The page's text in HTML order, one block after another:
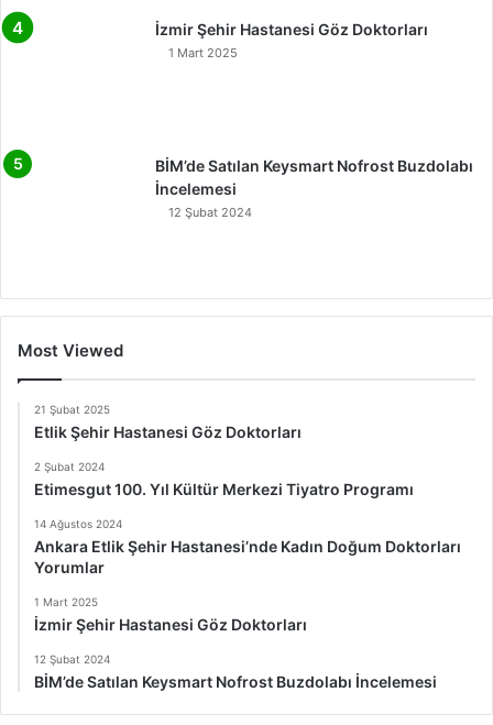
İzmir Şehir Hastanesi Göz Doktorları
1 Mart 2025
BİM’de Satılan Keysmart Nofrost Buzdolabı
İncelemesi
12 Şubat 2024
Most Viewed
21 Şubat 2025
Etlik Şehir Hastanesi Göz Doktorları
2 Şubat 2024
Etimesgut 100. Yıl Kültür Merkezi Tiyatro Programı
14 Ağustos 2024
Ankara Etlik Şehir Hastanesi’nde Kadın Doğum Doktorları
Yorumlar
1 Mart 2025
İzmir Şehir Hastanesi Göz Doktorları
12 Şubat 2024
BİM’de Satılan Keysmart Nofrost Buzdolabı İncelemesi